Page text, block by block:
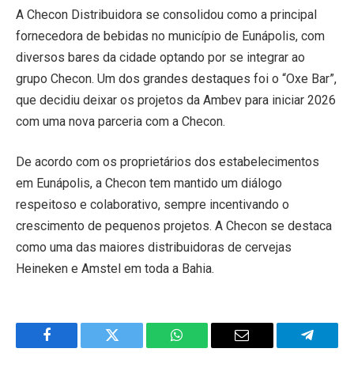
A Checon Distribuidora se consolidou como a principal
fornecedora de bebidas no município de Eunápolis, com
diversos bares da cidade optando por se integrar ao
grupo Checon. Um dos grandes destaques foi o “Oxe Bar”,
que decidiu deixar os projetos da Ambev para iniciar 2026
com uma nova parceria com a Checon.
De acordo com os proprietários dos estabelecimentos
em Eunápolis, a Checon tem mantido um diálogo
respeitoso e colaborativo, sempre incentivando o
crescimento de pequenos projetos. A Checon se destaca
como uma das maiores distribuidoras de cervejas
Heineken e Amstel em toda a Bahia.
Facebook Twitter WhatsApp Email